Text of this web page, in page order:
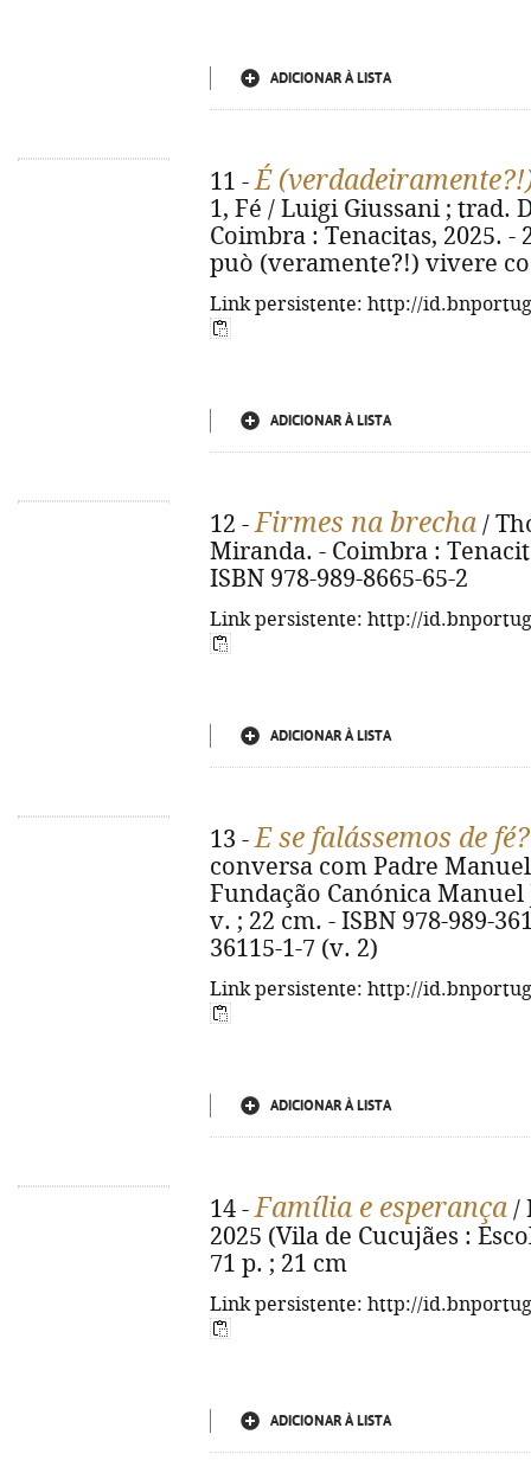
ADICIONAR À LISTA
11 -É
1, Fé / Luigi Giussani ; trad.
Coimbra : Tenacitas, 2025. -
può (veramente?!) vivere
Link persistente: http://
ADICIONAR À LISTA
12 -Firmes na brecha /
Miranda. - Coimbra :
ISBN 978-989-8665-65-2
Link persistente: http://
ADICIONAR À LISTA
13 -E se falássemos de fé?
conversa com Padre
Fundação Canónica Manuel
v. ; 22 cm. - ISBN 978-989-
36115-1-7 (v. 2)
Link persistente: http://
ADICIONAR À LISTA
14 -Família e esperança /
2025 (Vila de Cucujães :
71 p. ; 21 cm
Link persistente: http://
ADICIONAR À LISTA